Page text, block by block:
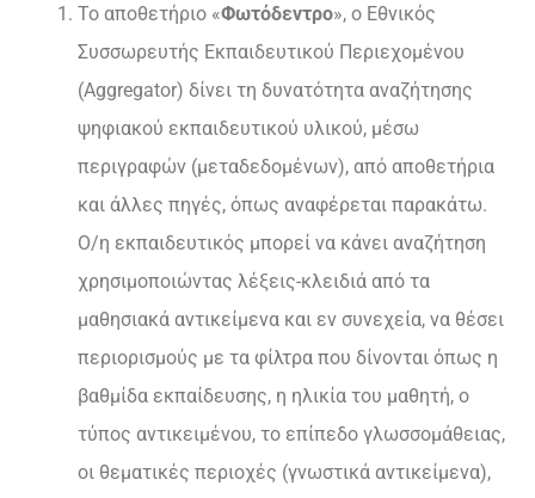
Το αποθετήριο «Φωτόδεντρο», ο Εθνικός
Συσσωρευτής Εκπαιδευτικού Περιεχομένου
(Aggregator) δίνει τη δυνατότητα αναζήτησης
ψηφιακού εκπαιδευτικού υλικού, μέσω
περιγραφών (μεταδεδομένων), από αποθετήρια
και άλλες πηγές, όπως αναφέρεται παρακάτω.
Ο/η εκπαιδευτικός μπορεί να κάνει αναζήτηση
χρησιμοποιώντας λέξεις-κλειδιά από τα
μαθησιακά αντικείμενα και εν συνεχεία, να θέσει
περιορισμούς με τα φίλτρα που δίνονται όπως η
βαθμίδα εκπαίδευσης, η ηλικία του μαθητή, ο
τύπος αντικειμένου, το επίπεδο γλωσσομάθειας,
οι θεματικές περιοχές (γνωστικά αντικείμενα),